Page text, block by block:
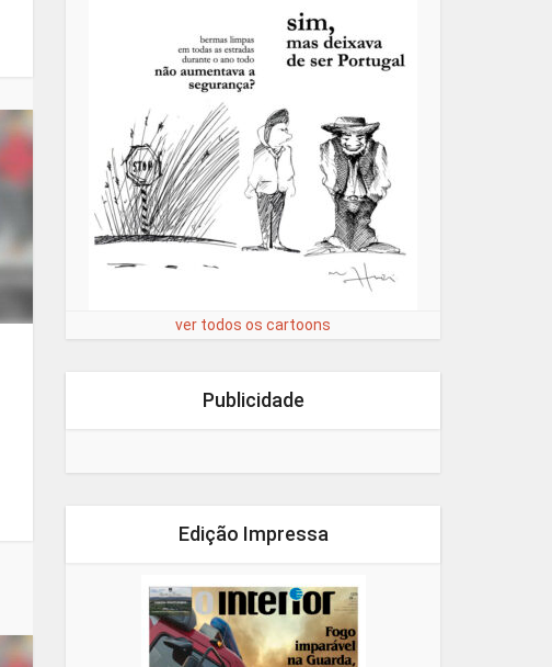
ver todos os cartoons
Publicidade
Edição Impressa